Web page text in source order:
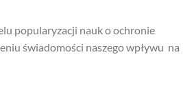
popularyzacji nauk o ochronie
świadomości naszego wpływu na